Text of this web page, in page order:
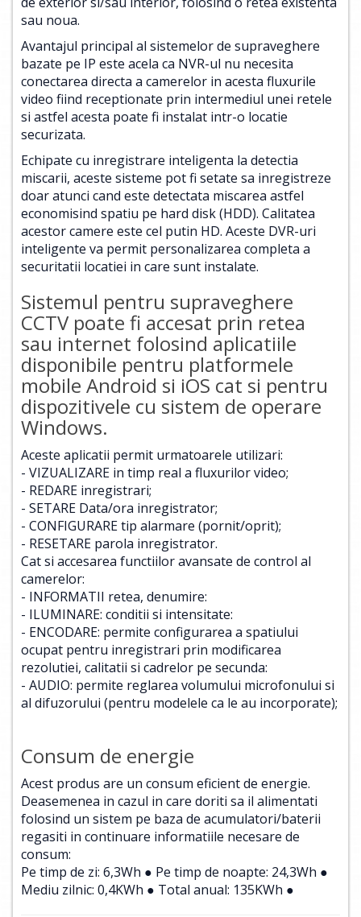
sau noua.
Avantajul principal al sistemelor de supraveghere
bazate pe IP este acela ca NVR-ul nu necesita
conectarea directa a camerelor in acesta fluxurile
video fiind receptionate prin intermediul unei retele
si astfel acesta poate fi instalat intr-o locatie
securizata.
Echipate cu inregistrare inteligenta la detectia
miscarii, aceste sisteme pot fi setate sa inregistreze
doar atunci cand este detectata miscarea astfel
economisind spatiu pe hard disk (HDD). Calitatea
acestor camere este cel putin HD. Aceste DVR-uri
inteligente va permit personalizarea completa a
securitatii locatiei in care sunt instalate.
Sistemul pentru supraveghere
CCTV poate fi accesat prin retea
sau internet folosind aplicatiile
disponibile pentru platformele
mobile Android si iOS cat si pentru
dispozitivele cu sistem de operare
Windows.
Aceste aplicatii permit urmatoarele utilizari:
- VIZUALIZARE in timp real a fluxurilor video;
- REDARE inregistrari;
- SETARE Data/ora inregistrator;
- CONFIGURARE tip alarmare (pornit/oprit);
- RESETARE parola inregistrator.
Cat si accesarea functiilor avansate de control al
camerelor:
- INFORMATII retea, denumire:
- ILUMINARE: conditii si intensitate:
- ENCODARE: permite configurarea a spatiului
ocupat pentru inregistrari prin modificarea
rezolutiei, calitatii si cadrelor pe secunda:
- AUDIO: permite reglarea volumului microfonului si
al difuzorului (pentru modelele ca le au incorporate);
Consum de energie
Acest produs are un consum eficient de energie.
Deasemenea in cazul in care doriti sa il alimentati
folosind un sistem pe baza de acumulatori/baterii
regasiti in continuare informatiile necesare de
consum:
Pe timp de zi: 6,3Wh ● Pe timp de noapte: 24,3Wh ●
Mediu zilnic: 0,4KWh ● Total anual: 135KWh ●